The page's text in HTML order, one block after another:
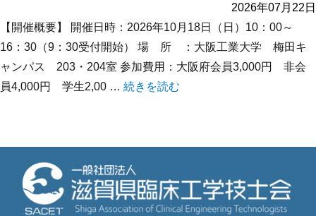
2026年07月22日
【開催概要】 開催日時：2026年10月18日（日）10：00～
16：30（9：30受付開始） 場 所 ：大阪工業大学 梅田キ
ャンパス 203・204室 参加費用：大阪府会員3,000円 非会
員4,000円 学生2,00 … “循環×代謝with医産連携セミナー 『
続きを読む